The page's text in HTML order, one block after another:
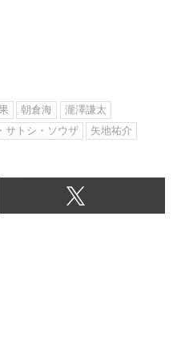
朝倉海
瀧澤謙太
サトシ・ソウザ
矢地祐介